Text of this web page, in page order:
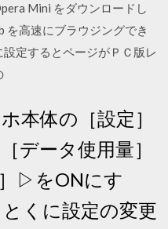
Mini をダウンロードし
を高速にブラウジングでき
定するとページがＰＣ版レ
本体の［設定］
データ使用量］
▷をONにす
くに設定の変更